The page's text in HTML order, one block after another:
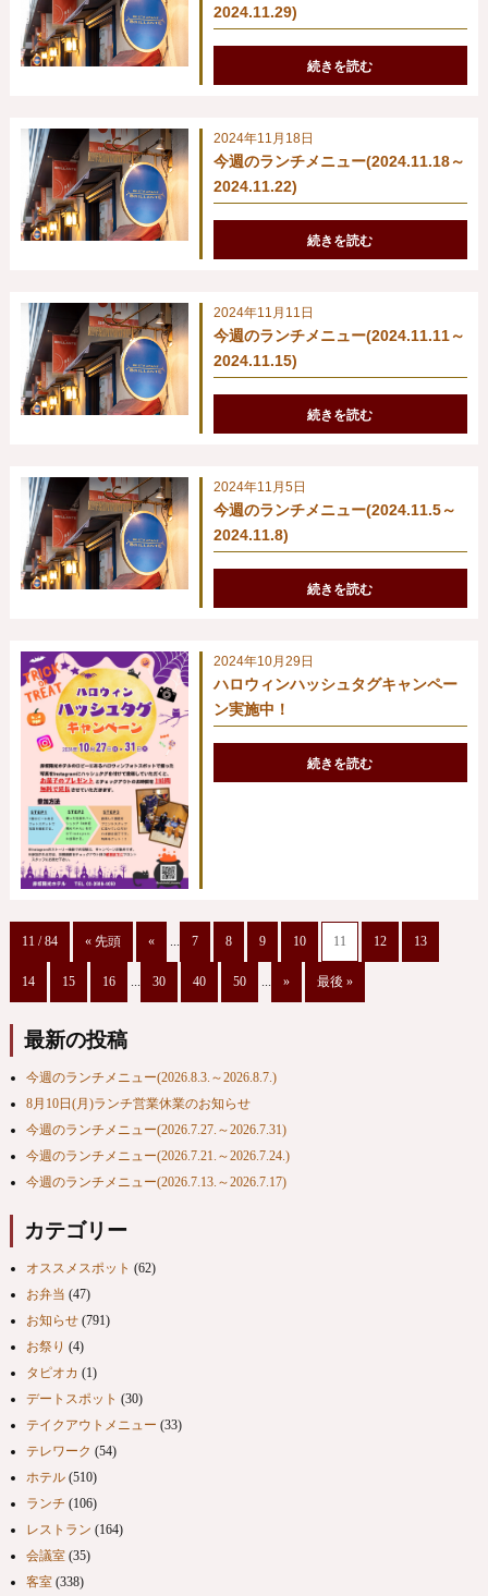
2024.11.29)
続きを読む
2024年11月18日
今週のランチメニュー(2024.11.18～
2024.11.22)
続きを読む
2024年11月11日
今週のランチメニュー(2024.11.11～
2024.11.15)
続きを読む
2024年11月5日
今週のランチメニュー(2024.11.5～
2024.11.8)
続きを読む
2024年10月29日
ハロウィンハッシュタグキャンペー
ン実施中！
続きを読む
11 / 84 « 先頭 « ... 7 8 9 10 11 12 13
14 15 16 ... 30 40 50 ... » 最後 »
最新の投稿
今週のランチメニュー(2026.8.3.～2026.8.7.)
8月10日(月)ランチ営業休業のお知らせ
今週のランチメニュー(2026.7.27.～2026.7.31)
今週のランチメニュー(2026.7.21.～2026.7.24.)
今週のランチメニュー(2026.7.13.～2026.7.17)
カテゴリー
オススメスポット (62)
お弁当 (47)
お知らせ(791)
お祭り (4)
タピオカ (1)
デートスポット (30)
テイクアウトメニュー (33)
テレワーク (54)
ホテル(510)
ランチ (106)
レストラン (164)
会議室(35)
客室(338)